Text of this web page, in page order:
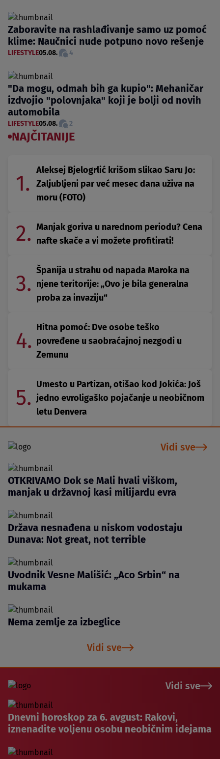
Zaboravite na rashlađivanje samo uz pomoć
klime: Naučnici nude potpuno novo rešenje
LIFESTYLE05.08. 4
"Da mogu, odmah bih ga kupio": Mehaničar
izdvojio "polovnjaka" koji je bolji od novih
automobila
LIFESTYLE05.08. 2
NAJČITANIJE
1.
Aleksej Bjelogrlić krišom slikao Saru Jo:
Zaljubljeni par već mesec dana uživa na
moru (FOTO)
2. Manjak goriva u narednom periodu? Cena
nafte skače a vi možete profitirati!
3.
Španija u strahu od napada Maroka na
njene teritorije: „Ovo je bila generalna
proba za invaziju“
4.
Hitna pomoć: Dve osobe teško
povređene u saobraćajnoj nezgodi u
Zemunu
5.
Umesto u Partizan, otišao kod Jokića: Još
jedno evroligaško pojačanje u neobičnom
letu Denvera
Vidi sve
OTKRIVAMO Dok se Mali hvali viškom,
manjak u državnoj kasi milijardu evra
Država nesnađena u niskom vodostaju
Dunava: Not great, not terrible
Uvodnik Vesne Mališić: „Aco Srbin“ na
mukama
Nema zemlje za izbeglice
Vidi sve
Vidi sve
Dnevni horoskop za 6. avgust: Rakovi,
iznenadite voljenu osobu neobičnim idejama